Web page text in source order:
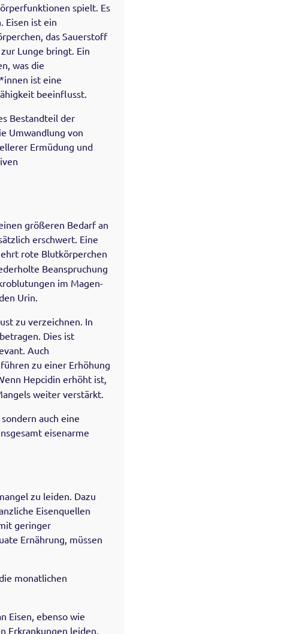
spielt. Es
Eisen ist ein
das Sauerstoff
Lunge bringt. Ein
was die
ist eine
beeinflusst.
Bestandteil der
Umwandlung von
Ermüdung und
größeren Bedarf an
erschwert. Eine
rote Blutkörperchen
Beanspruchung
im Magen-
Urin.
zu verzeichnen. In
Dies ist
Auch
zu einer Erhöhung
Hepcidin erhöht ist,
weiter verstärkt.
auch eine
eisenarme
zu leiden. Dazu
Eisenquellen
geringer
Ernährung, müssen
monatlichen
Eisen, ebenso wie
Erkrankungen leiden,